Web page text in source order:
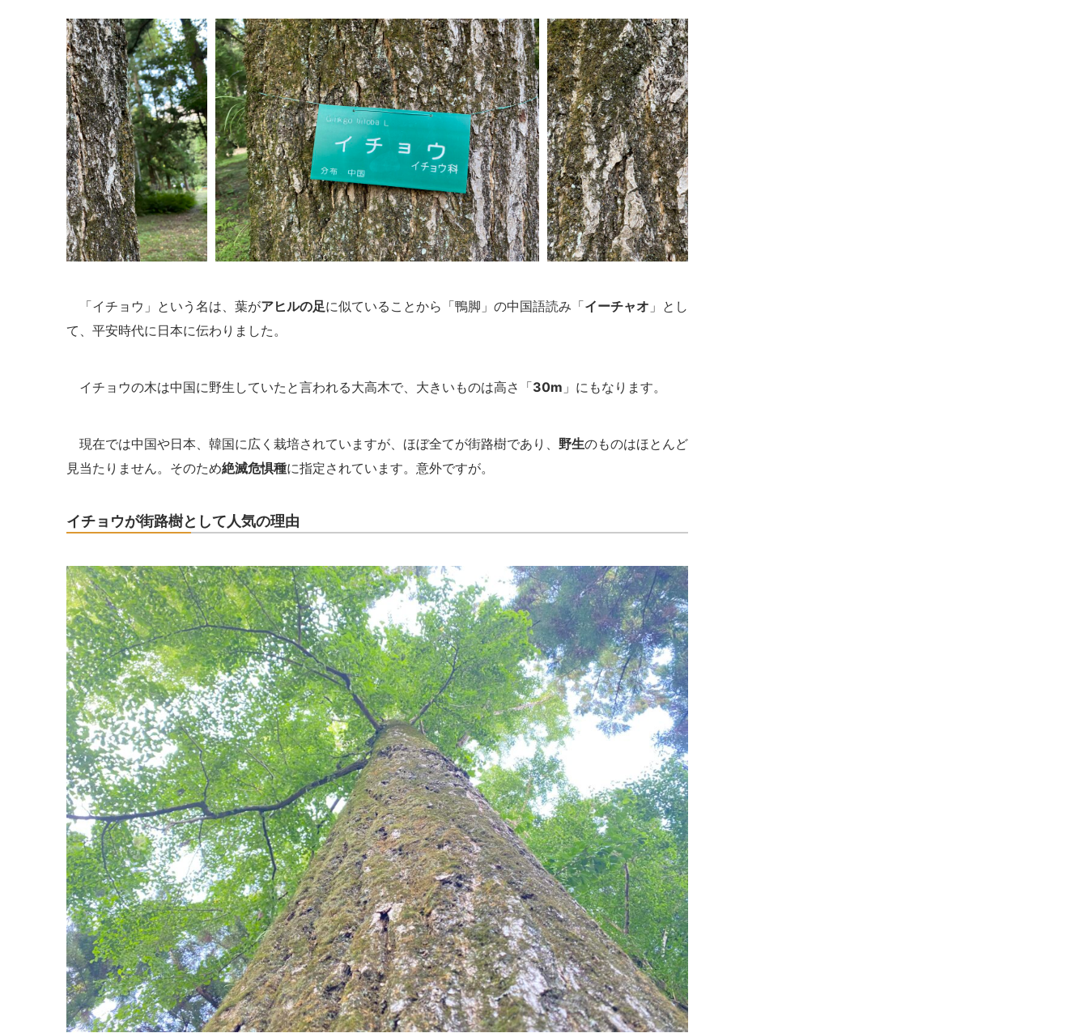
「イチョウ」という名は、葉がアヒルの足に似ていることから「鴨脚」の中国語読み「イーチャオ 」とし
て、平安時代に日本に伝わりました。
イチョウの木は中国に野生していたと言われる大高木で、大きいものは高さ「30m 」にもなります。
現在では中国や日本、韓国に広く栽培されていますが、ほぼ全てが街路樹であり、 野生のものはほとんど
見当たりません。そのため絶滅危惧種に指定されています。意外ですが。
イチョウが街路樹として人気の理由